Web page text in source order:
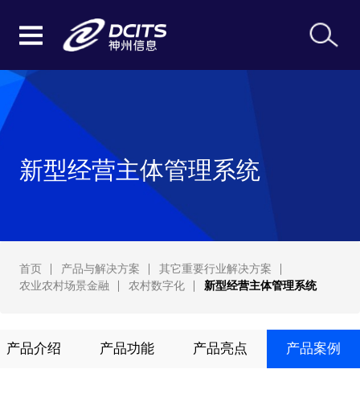
新型经营主体管理系统
首页 产品与解决方案
其它重要行业解决方案
农业农村场景金融
农村数字化 新型经营主体管理系统
产品介绍 产品功能 产品亮点 产品案例